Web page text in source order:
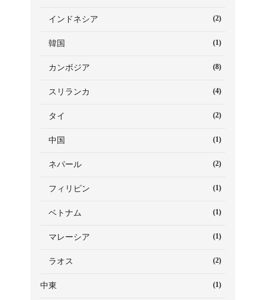
インドネシア (2)
韓国 (1)
カンボジア (8)
スリランカ (4)
タイ (2)
中国 (1)
ネパール (2)
フィリピン (1)
ベトナム (1)
マレーシア (1)
ラオス (2)
中東 (1)